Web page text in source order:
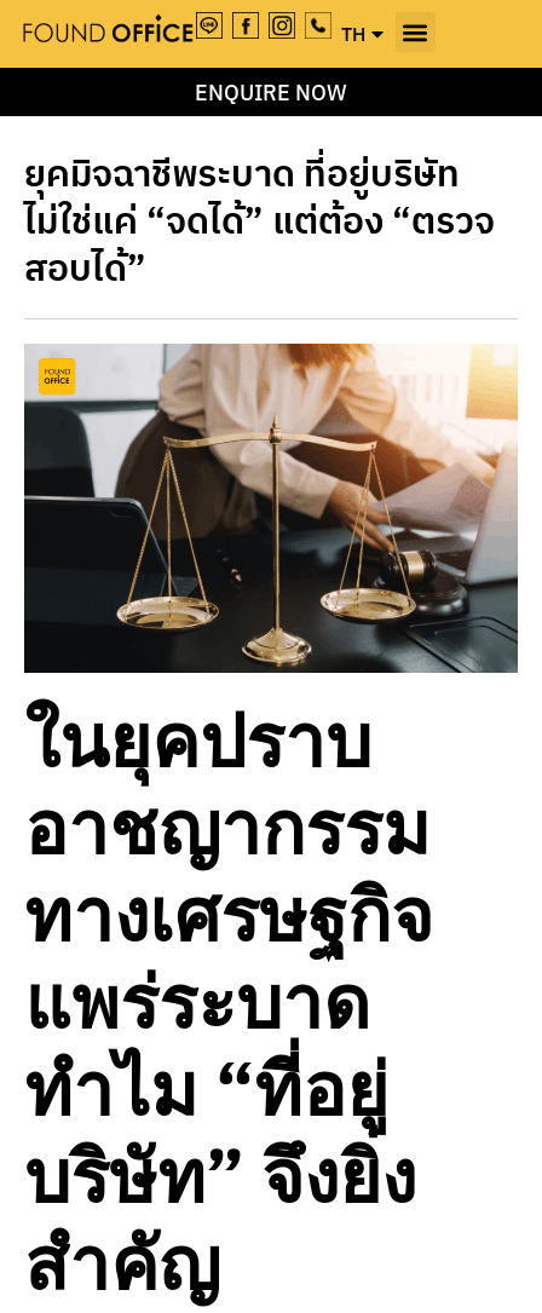
TH
EN
ENQUIRE NOW
ยุคมิจฉาชีพระบาด ที่อยู่บริษัท
ไม่ใช่แค่ “จดได้” แต่ต้อง “ตรวจ
สอบได้”
ในยุคปราบ
อาชญากรรม
ทางเศรษฐกิจ
แพร่ระบาด
ทำไม “ที่อยู่
บริษัท” จึงยิ่ง
สำคัญ